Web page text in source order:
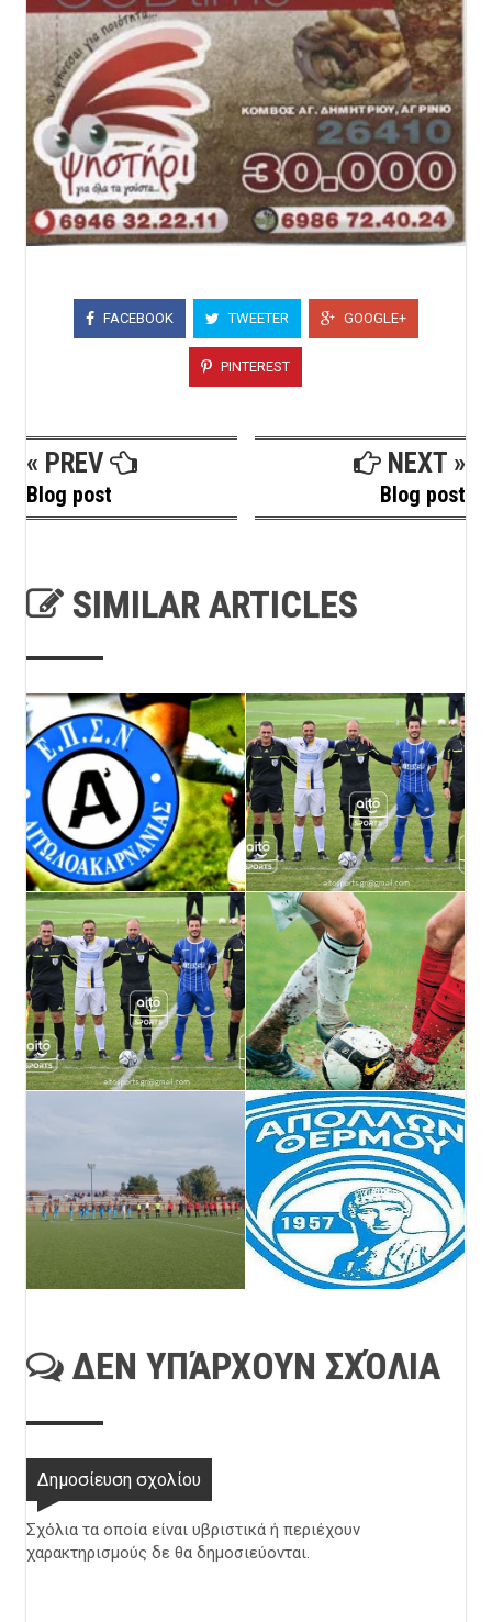
FACEBOOK TWEETER GOOGLE+
PINTEREST
« PREV
Blog post
NEXT »
Blog post
SIMILAR ARTICLES
ΔΕΝ ΥΠΆΡΧΟΥΝ ΣΧΌΛΙΑ
Δημοσίευση σχολίου
Σχόλια τα οποία είναι υβριστικά ή περιέχουν
χαρακτηρισμούς δε θα δημοσιεύονται.